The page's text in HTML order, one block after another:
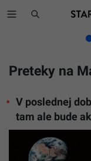
Preteky na
V poslednej
tam ale bude